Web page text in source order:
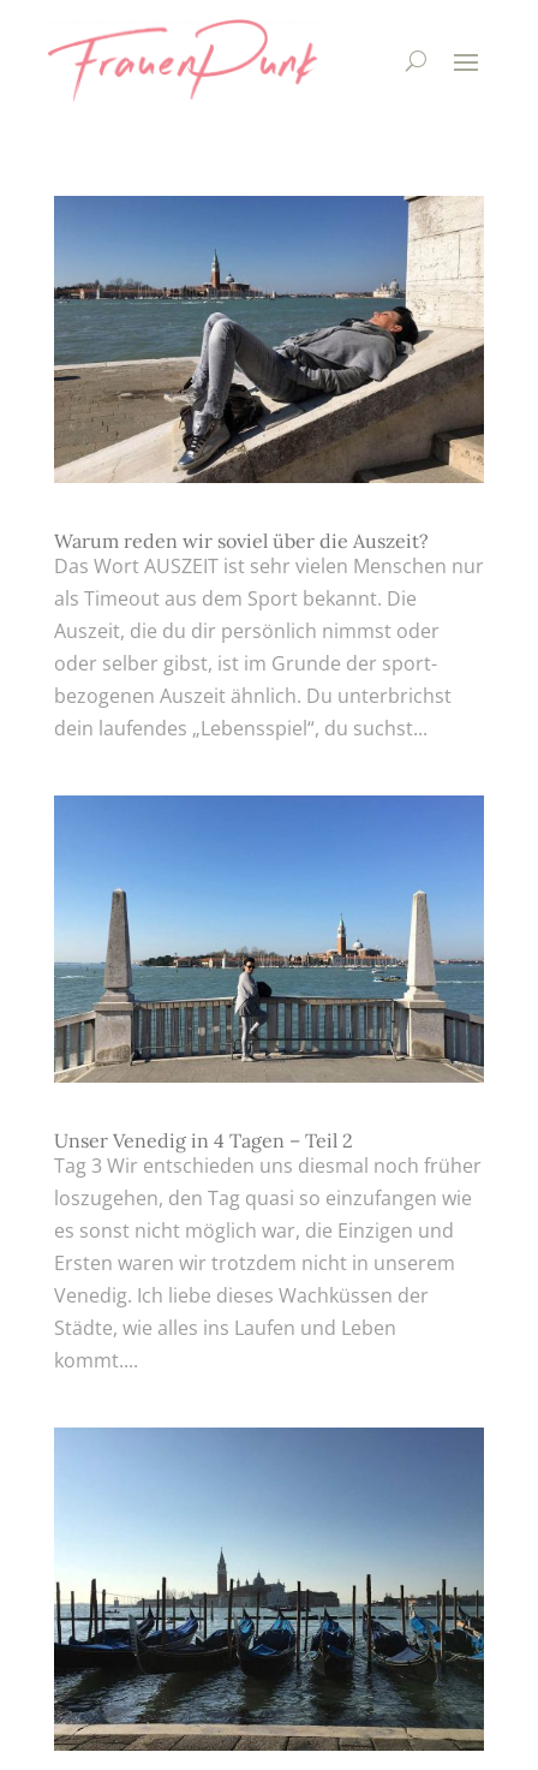
Warum reden wir soviel über die Auszeit?
Das Wort AUSZEIT ist sehr vielen Menschen nur
als Timeout aus dem Sport bekannt. Die
Auszeit, die du dir persönlich nimmst oder
oder selber gibst, ist im Grunde der sport-
bezogenen Auszeit ähnlich. Du unterbrichst
dein laufendes „Lebensspiel“, du suchst...
Unser Venedig in 4 Tagen – Teil 2
Tag 3 Wir entschieden uns diesmal noch früher
loszugehen, den Tag quasi so einzufangen wie
es sonst nicht möglich war, die Einzigen und
Ersten waren wir trotzdem nicht in unserem
Venedig. Ich liebe dieses Wachküssen der
Städte, wie alles ins Laufen und Leben
kommt....